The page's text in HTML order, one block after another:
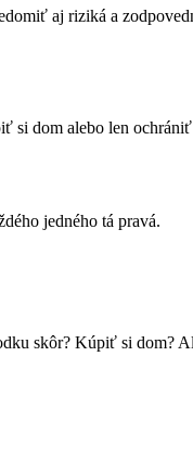
aj riziká a
si dom alebo len
jedného tá pravá.
skôr? Kúpiť si dom?